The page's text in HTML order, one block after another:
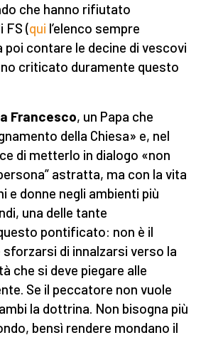
che hanno rifiutato
FS (qui l’elenco sempre
poi contare le decine di vescovi
criticato duramente questo
Francesco, un Papa che
della Chiesa» e, nel
di metterlo in dialogo «non
astratta, ma con la vita
e donne negli ambienti più
una delle tante
pontificato: non è il
di innalzarsi verso la
che si deve piegare alle
Se il peccatore non vuole
la dottrina. Non bisogna più
bensì rendere mondano il